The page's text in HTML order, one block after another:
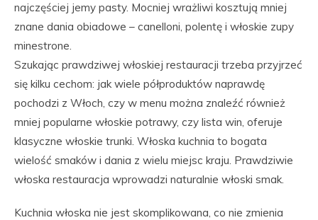
najczęściej jemy pasty. Mocniej wrażliwi kosztują mniej
znane dania obiadowe – canelloni, polentę i włoskie zupy
minestrone.
Szukając prawdziwej włoskiej restauracji trzeba przyjrzeć
się kilku cechom: jak wiele półproduktów naprawdę
pochodzi z Włoch, czy w menu można znaleźć również
mniej popularne włoskie potrawy, czy lista win, oferuje
klasyczne włoskie trunki. Włoska kuchnia to bogata
wielość smaków i dania z wielu miejsc kraju. Prawdziwie
włoska restauracja wprowadzi naturalnie włoski smak.
Kuchnia włoska nie jest skomplikowana, co nie zmienia